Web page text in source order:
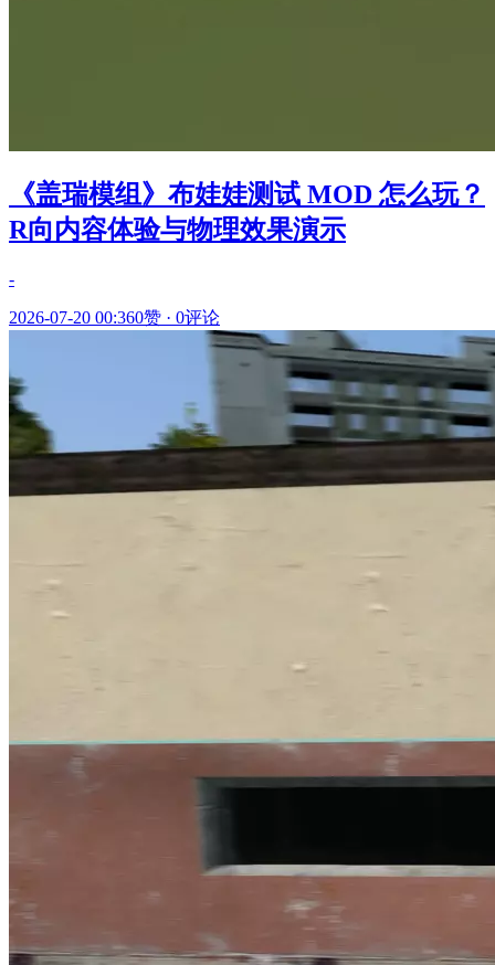
《盖瑞模组》布娃娃测试 MOD 怎么玩？
R向内容体验与物理效果演示
-
2026-07-20 00:360赞 · 0评论